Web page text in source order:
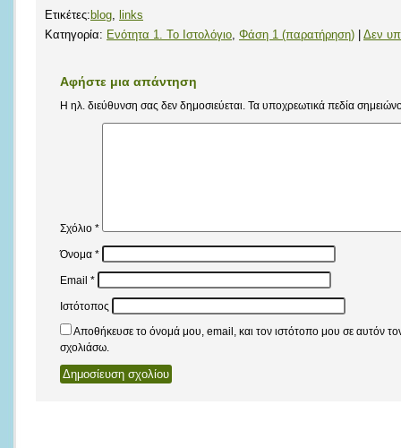
Ετικέτες: blog, links
Κατηγορία: Ενότητα 1. Το Ιστολόγιο, Φάση 1 (παρατήρηση) Δεν
Αφήστε μια απάντηση
Η ηλ. διεύθυνση σας δεν δημοσιεύεται. Τα υποχρεωτικά πεδία
Σχόλιο *
Όνομα *
Email *
Ιστότοπος
Αποθήκευσε το όνομά μου, email, και τον ιστότοπο μου σε αυτόν
σχολιάσω.